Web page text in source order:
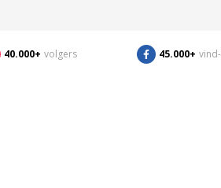
40.000+ volgers 45.000+